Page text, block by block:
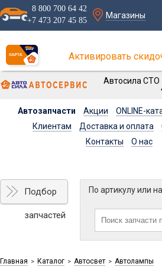
8 800 700 64 42
+7 473 207 45 85
Магазины
Активировать
Автосила СТО
Автозапчасти Акции ONLINE-
Клиентам
Доставка и оплата
Контакты
О нас
Подбор
запчастей
По артикулу или
Главная > Каталог > Автосвет > Автолампы